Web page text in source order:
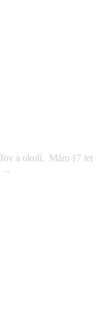
a okolí. Mám 17 let
...